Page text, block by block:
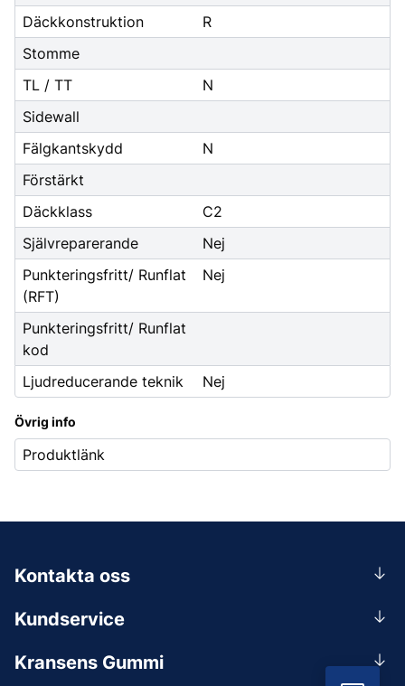
Däckkonstruktion
R
Stomme
TL / TT
N
Sidewall
Fälgkantskydd
N
Förstärkt
Däckklass
C2
Självreparerande
Nej
Punkteringsfritt/ Runflat
(RFT)
Nej
Punkteringsfritt/ Runflat
kod
Ljudreducerande teknik
Nej
Övrig info
Produktlänk
Kundservice
Kransens Gummi
Kontakta oss
0156-409 00
Mån-Tors 07.30-16:30, Fre 07.30-15.00.
Lunchstängt 12:00-12:30